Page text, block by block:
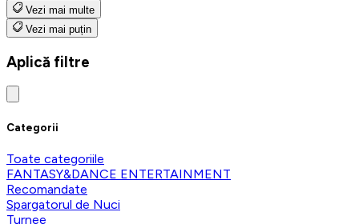
Vezi mai multe
Vezi mai puțin
Aplică filtre
Categorii
Toate categoriile
FANTASY&DANCE ENTERTAINMENT
Recomandate
Spargatorul de Nuci
Turnee